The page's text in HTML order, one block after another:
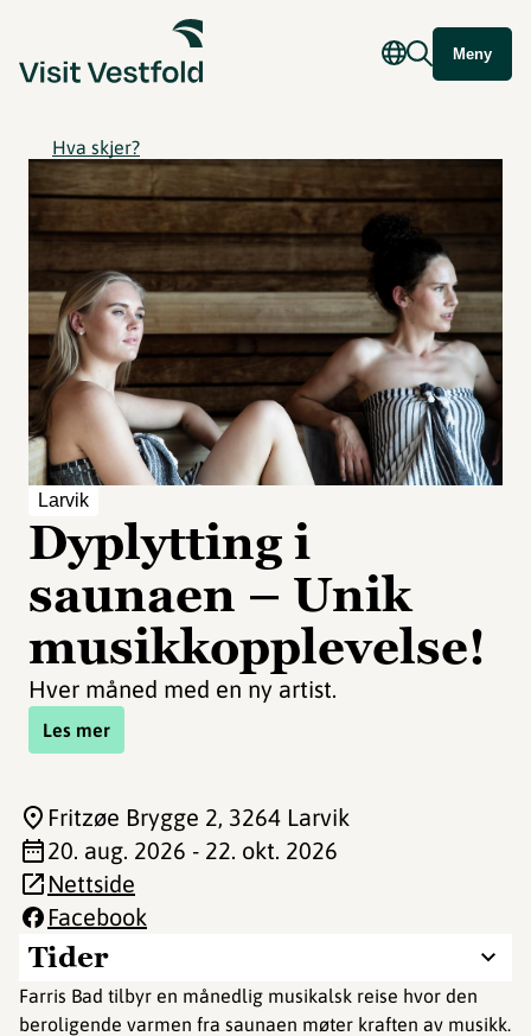
Meny
Hva skjer?
Larvik
Dyplytting i
saunaen – Unik
musikkopplevelse!
Hver måned med en ny artist.
Les mer
Tider
Farris Bad tilbyr en månedlig musikalsk reise hvor den
beroligende varmen fra saunaen møter kraften av musikk.
Fritzøe Brygge 2, 3264 Larvik
20. aug. 2026 - 22. okt. 2026
Nettside
Facebook